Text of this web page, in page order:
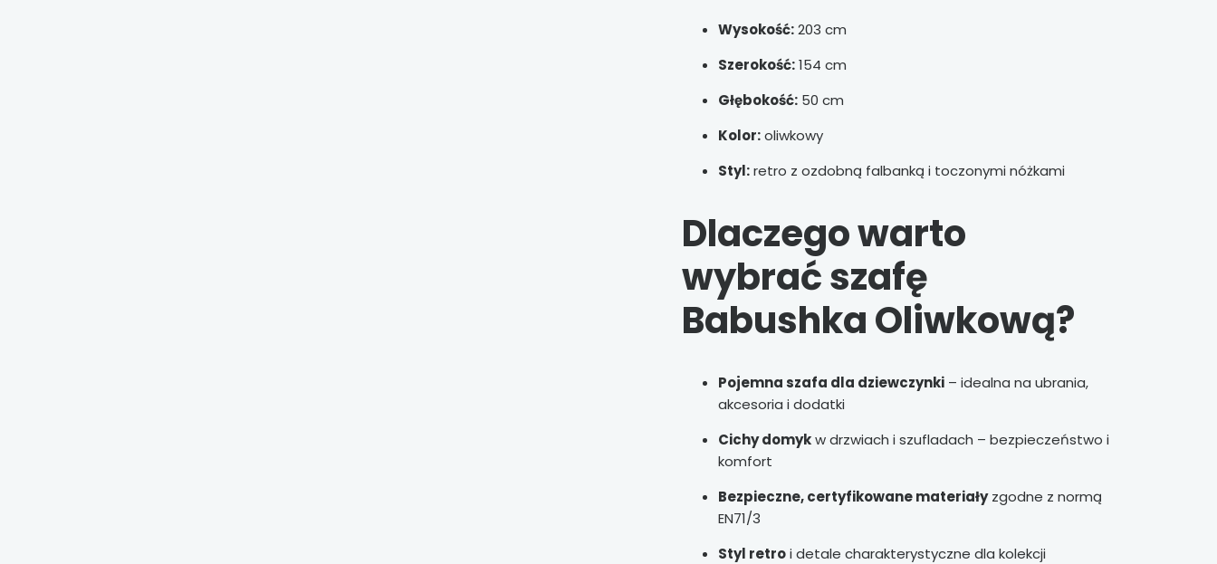
Wysokość:203 cm
Szerokość:154 cm
Głębokość:50 cm
Kolor:oliwkowy
Styl:retro z ozdobną falbanką i toczonymi nóżkami
Dlaczego warto
wybrać szafę
Babushka Oliwkową?
Pojemna szafa dla dziewczynki– idealna na ubrania,
akcesoria i dodatki
Cichy domykw drzwiach i szufladach – bezpieczeństwo i
komfort
Bezpieczne, certyfikowane materiałyzgodne z normą
EN71/3
Styl retroi detale charakterystyczne dla kolekcji